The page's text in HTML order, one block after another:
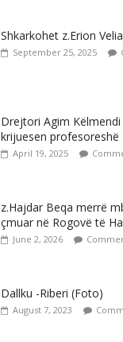
Shkarkohet z.Erion
September 25, 2025
Drejtori Agim
krijuesen profesoreshë
April 19, 2025
z.Hajdar Beqa merrë
çmuar në Rogovë të
June 2, 2026
Dallku -Riberi (Foto)
August 7, 2023